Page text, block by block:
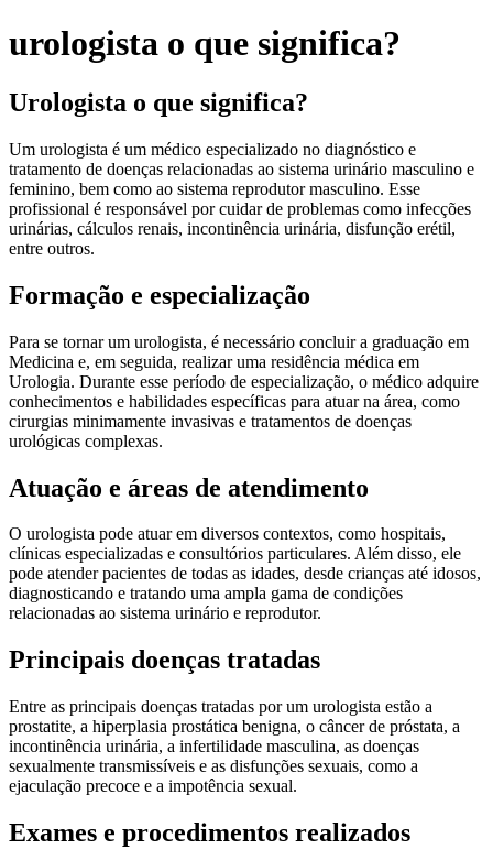
urologista o que significa?
Urologista o que significa?
Um urologista é um médico especializado no diagnóstico e
tratamento de doenças relacionadas ao sistema urinário masculino e
feminino, bem como ao sistema reprodutor masculino. Esse
profissional é responsável por cuidar de problemas como infecções
urinárias, cálculos renais, incontinência urinária, disfunção erétil,
entre outros.
Formação e especialização
Para se tornar um urologista, é necessário concluir a graduação em
Medicina e, em seguida, realizar uma residência médica em
Urologia. Durante esse período de especialização, o médico adquire
conhecimentos e habilidades específicas para atuar na área, como
cirurgias minimamente invasivas e tratamentos de doenças
urológicas complexas.
Atuação e áreas de atendimento
O urologista pode atuar em diversos contextos, como hospitais,
clínicas especializadas e consultórios particulares. Além disso, ele
pode atender pacientes de todas as idades, desde crianças até idosos,
diagnosticando e tratando uma ampla gama de condições
relacionadas ao sistema urinário e reprodutor.
Principais doenças tratadas
Entre as principais doenças tratadas por um urologista estão a
prostatite, a hiperplasia prostática benigna, o câncer de próstata, a
incontinência urinária, a infertilidade masculina, as doenças
sexualmente transmissíveis e as disfunções sexuais, como a
ejaculação precoce e a impotência sexual.
Exames e procedimentos realizados